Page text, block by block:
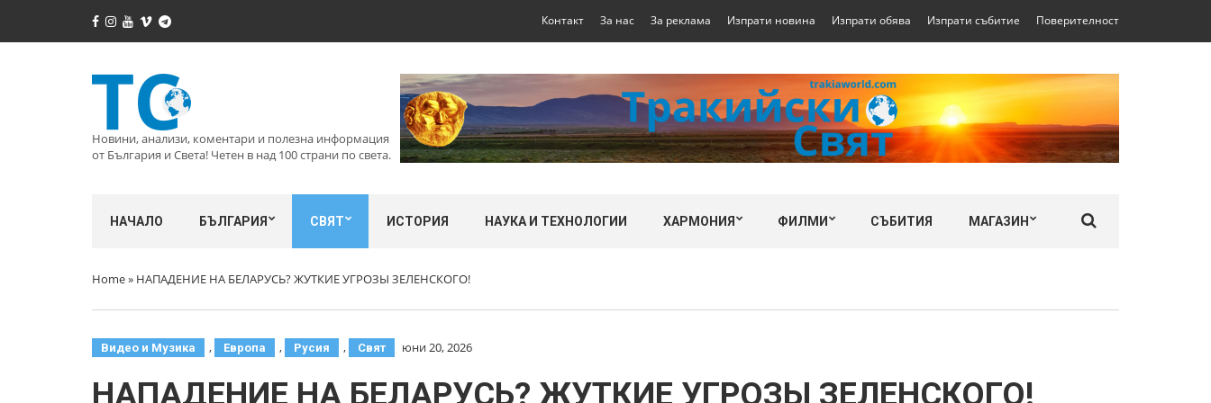
Контакт За нас За реклама Изпрати новина Изпрати обява Изпрати събитие Поверителност
Новини, анализи, коментари и полезна информация
от България и Света! Четен в над 100 страни по света.
НАЧАЛО БЪЛГАРИЯ СВЯТ ИСТОРИЯ НАУКА И ТЕХНОЛОГИИ ХАРМОНИЯ ФИЛМИ СЪБИТИЯ МАГАЗИН
Home» НАПАДЕНИЕ НА БЕЛАРУСЬ? ЖУТКИЕ УГРОЗЫ ЗЕЛЕНСКОГО!
Видео и Музика , Европа , Русия , Свят юни 20, 2026
НАПАДЕНИЕ НА БЕЛАРУСЬ? ЖУТКИЕ УГРОЗЫ ЗЕЛЕНСКОГО!